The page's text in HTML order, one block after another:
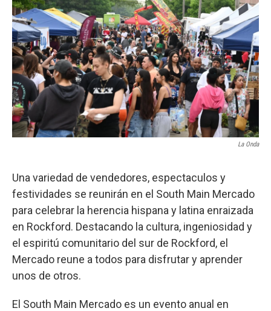
La Onda
Una variedad de vendedores, espectaculos y
festividades se reunirán en el South Main Mercado
para celebrar la herencia hispana y latina enraizada
en Rockford. Destacando la cultura, ingeniosidad y
el espiritú comunitario del sur de Rockford, el
Mercado reune a todos para disfrutar y aprender
unos de otros.
El South Main Mercado es un evento anual en